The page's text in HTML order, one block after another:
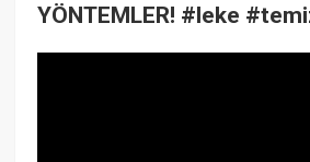
YÖNTEMLER! #leke